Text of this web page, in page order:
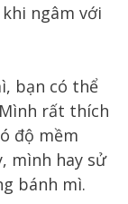
ngâm với
bạn có thể
rất thích
độ mềm
mình hay sử
bánh mì.